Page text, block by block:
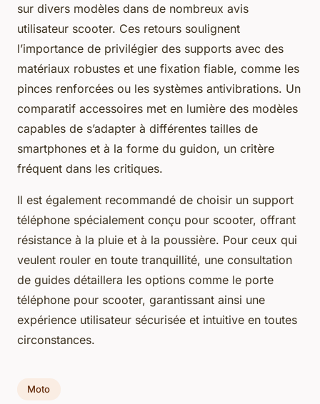
sur divers modèles dans de nombreux avis
utilisateur scooter. Ces retours soulignent
l’importance de privilégier des supports avec des
matériaux robustes et une fixation fiable, comme les
pinces renforcées ou les systèmes antivibrations. Un
comparatif accessoires met en lumière des modèles
capables de s’adapter à différentes tailles de
smartphones et à la forme du guidon, un critère
fréquent dans les critiques.
Il est également recommandé de choisir un support
téléphone spécialement conçu pour scooter, offrant
résistance à la pluie et à la poussière. Pour ceux qui
veulent rouler en toute tranquillité, une consultation
de guides détaillera les options comme le porte
téléphone pour scooter, garantissant ainsi une
expérience utilisateur sécurisée et intuitive en toutes
circonstances.
Moto